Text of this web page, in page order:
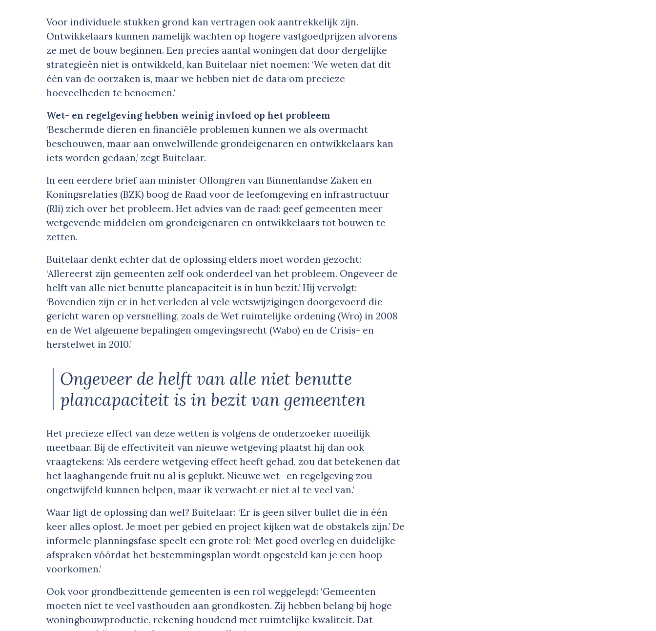
Voor individuele stukken grond kan vertragen ook aantrekkelijk zijn.
Ontwikkelaars kunnen namelijk wachten op hogere vastgoedprijzen alvorens
ze met de bouw beginnen. Een precies aantal woningen dat door dergelijke
strategieën niet is ontwikkeld, kan Buitelaar niet noemen: ‘We weten dat dit
één van de oorzaken is, maar we hebben niet de data om precieze
hoeveelheden te benoemen.’
Wet- en regelgeving hebben weinig invloed op het probleem
‘Beschermde dieren en financiële problemen kunnen we als overmacht
beschouwen, maar aan onwelwillende grondeigenaren en ontwikkelaars kan
iets worden gedaan,’ zegt Buitelaar.
In een eerdere brief aan minister Ollongren van Binnenlandse Zaken en
Koningsrelaties (BZK) boog de Raad voor de leefomgeving en infrastructuur
(Rli) zich over het probleem. Het advies van de raad: geef gemeenten meer
wetgevende middelen om grondeigenaren en ontwikkelaars tot bouwen te
zetten.
Buitelaar denkt echter dat de oplossing elders moet worden gezocht:
‘Allereerst zijn gemeenten zelf ook onderdeel van het probleem. Ongeveer de
helft van alle niet benutte plancapaciteit is in hun bezit.’ Hij vervolgt:
‘Bovendien zijn er in het verleden al vele wetswijzigingen doorgevoerd die
gericht waren op versnelling, zoals de Wet ruimtelijke ordening (Wro) in 2008
en de Wet algemene bepalingen omgevingsrecht (Wabo) en de Crisis- en
herstelwet in 2010.’
Ongeveer de helft van alle niet benutte
plancapaciteit is in bezit van gemeenten
Het precieze effect van deze wetten is volgens de onderzoeker moeilijk
meetbaar. Bij de effectiviteit van nieuwe wetgeving plaatst hij dan ook
vraagtekens: ‘Als eerdere wetgeving effect heeft gehad, zou dat betekenen dat
het laaghangende fruit nu al is geplukt. Nieuwe wet- en regelgeving zou
ongetwijfeld kunnen helpen, maar ik verwacht er niet al te veel van.’
Waar ligt de oplossing dan wel? Buitelaar: ‘Er is geen silver bullet die in één
keer alles oplost. Je moet per gebied en project kijken wat de obstakels zijn.’ De
informele planningsfase speelt een grote rol: ‘Met goed overleg en duidelijke
afspraken vóórdat het bestemmingsplan wordt opgesteld kan je een hoop
voorkomen.’
Ook voor grondbezittende gemeenten is een rol weggelegd: ‘Gemeenten
moeten niet te veel vasthouden aan grondkosten. Zij hebben belang bij hoge
woningbouwproductie, rekening houdend met ruimtelijke kwaliteit. Dat